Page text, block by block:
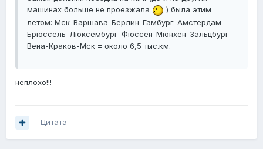
машинах больше не проезжала
) была этим
летом: Мск-Варшава-Берлин-Гамбург-Амстердам-
Брюссель-Люксембург-Фюссен-Мюнхен-Зальцбург-
Вена-Краков-Мск = около 6,5 тыс.км.
неплохо!!!
Цитата